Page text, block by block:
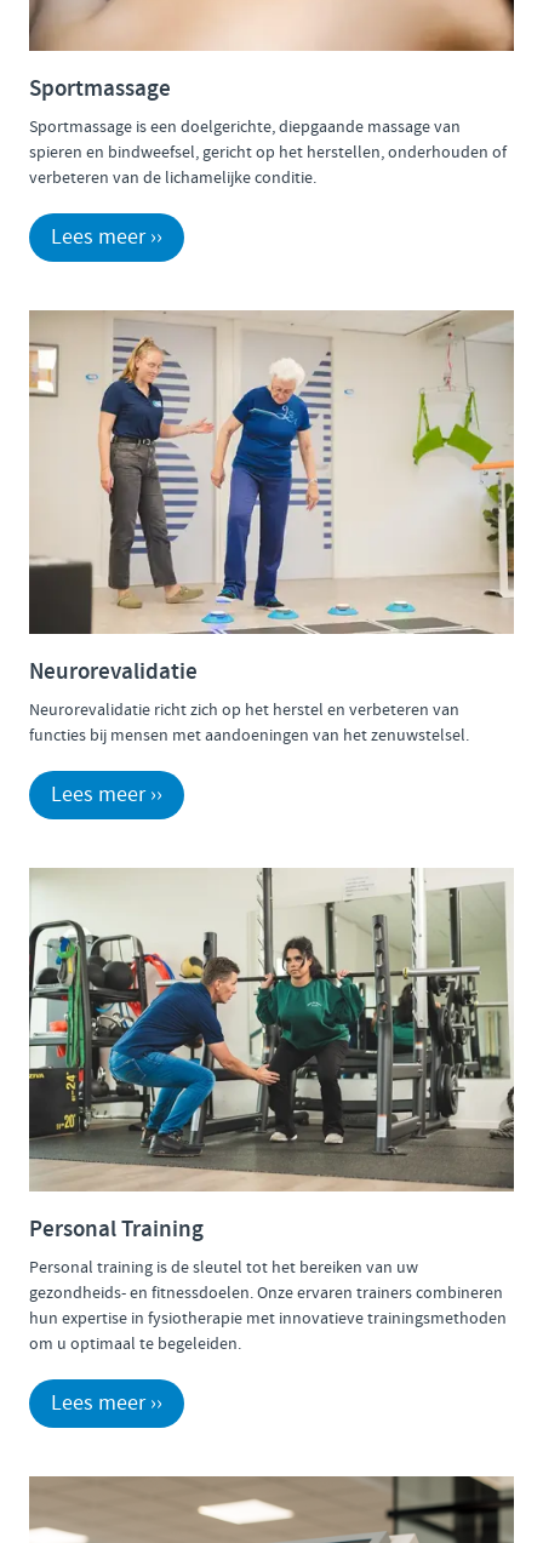
Sportmassage
Sportmassage is een doelgerichte, diepgaande massage van
spieren en bindweefsel, gericht op het herstellen, onderhouden of
verbeteren van de lichamelijke conditie.
Lees meer ››
Neurorevalidatie
Neurorevalidatie richt zich op het herstel en verbeteren van
functies bij mensen met aandoeningen van het zenuwstelsel.
Lees meer ››
Personal Training
Personal training is de sleutel tot het bereiken van uw
gezondheids- en fitnessdoelen. Onze ervaren trainers combineren
hun expertise in fysiotherapie met innovatieve trainingsmethoden
om u optimaal te begeleiden.
Lees meer ››